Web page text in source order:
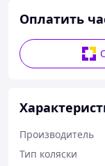
Оплатить
Производитель
Тип коляски